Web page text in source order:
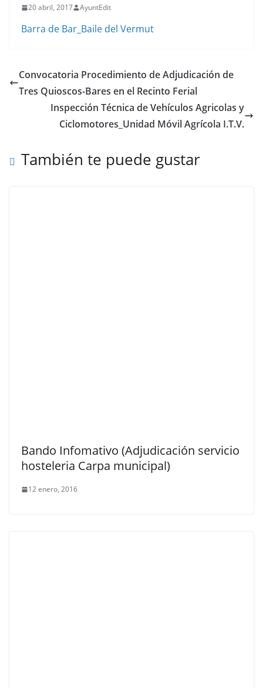
20 abril, 2017 AyuntEdit
Barra de Bar_Baile del Vermut
Convocatoria Procedimiento de Adjudicación de
Tres Quioscos-Bares en el Recinto Ferial
Inspección Técnica de Vehículos Agricolas y
Ciclomotores_Unidad Móvil Agrícola I.T.V.
También te puede gustar
Bando Infomativo (Adjudicación servicio
hosteleria Carpa municipal)
12 enero, 2016